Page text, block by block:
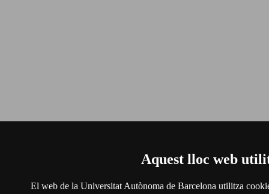
Aquest lloc web
El web de la Universitat Autònoma de Barcelona utilitza